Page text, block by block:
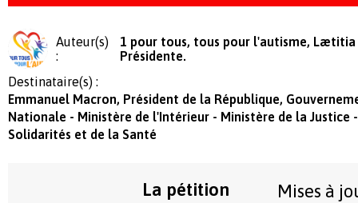
Auteur(s)
:
1 pour tous, tous pour l'autisme, Lætitia
Présidente.
Destinataire(s) :
Emmanuel Macron, Président de la République,
Nationale - Ministère de l'Intérieur - Ministère de la Justice
Solidarités et de la Santé
La pétition Mises à